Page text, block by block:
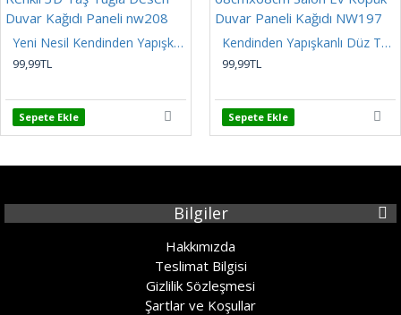
Yeni Nesil Kendinden Yapışkanlı Esnek Sünger Renkli 3D Taş Tuğla Desen Duvar Kağıdı Paneli nw208
99,99TL
Sepete Ekle
Kendinden Yapışkanlı Düz Tuğla Desenli 3D Gri 68cmx68cm Salon Ev Köpük Duvar Paneli Kağıdı NW197
99,99TL
Sepete Ekle
Bilgiler
Hakkımızda
Teslimat Bilgisi
Gizlilik Sözleşmesi
Şartlar ve Koşullar